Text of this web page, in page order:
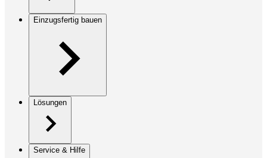
Einzugsfertig bauen
Lösungen
Service & Hilfe